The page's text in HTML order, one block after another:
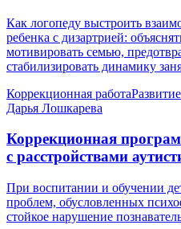
Как логопеду выстроить
ребенка с дизартрией:
мотивировать семью,
стабилизировать динамику
Коррекционная работа
Дарья Лошкарева
Коррекционная
с расстройствами
При воспитании и обучении
проблем, обусловленных
стойкое нарушение